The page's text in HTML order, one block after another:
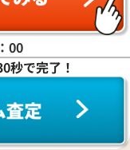
00
秒で完了！